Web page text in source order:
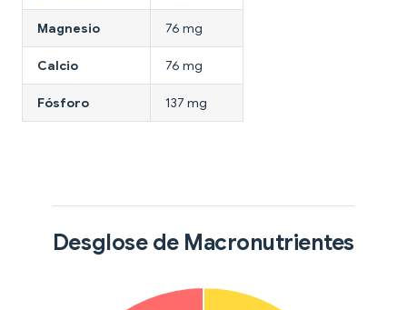
Magnesio 76 mg
Calcio 76 mg
Fósforo 137 mg
Desglose de Macronutrientes